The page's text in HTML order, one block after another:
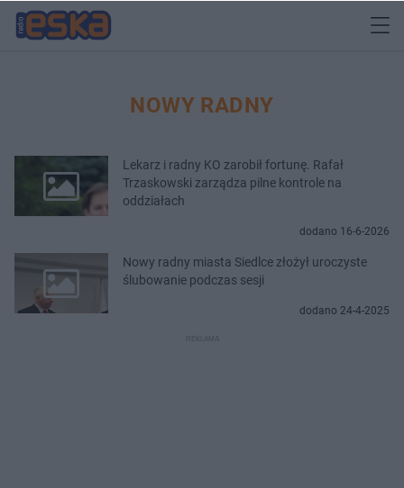
NOWY RADNY
Lekarz i radny KO zarobił fortunę. Rafał
Trzaskowski zarządza pilne kontrole na
oddziałach
dodano 16-6-2026
Nowy radny miasta Siedlce złożył uroczyste
ślubowanie podczas sesji
dodano 24-4-2025